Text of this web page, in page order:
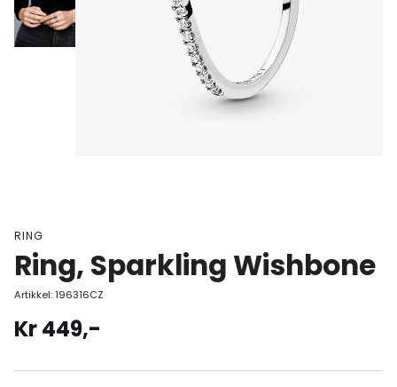
RING
Ring, Sparkling Wishbone
Artikkel:196316CZ
Kr449,-